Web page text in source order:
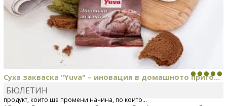
Суха закваска "Yuva" – иновация в домашното приго...
Отскоро Лесафр България стартира предлагането на изцяло нов
продукт, който ще промени начина, по който...
БЮЛЕТИН